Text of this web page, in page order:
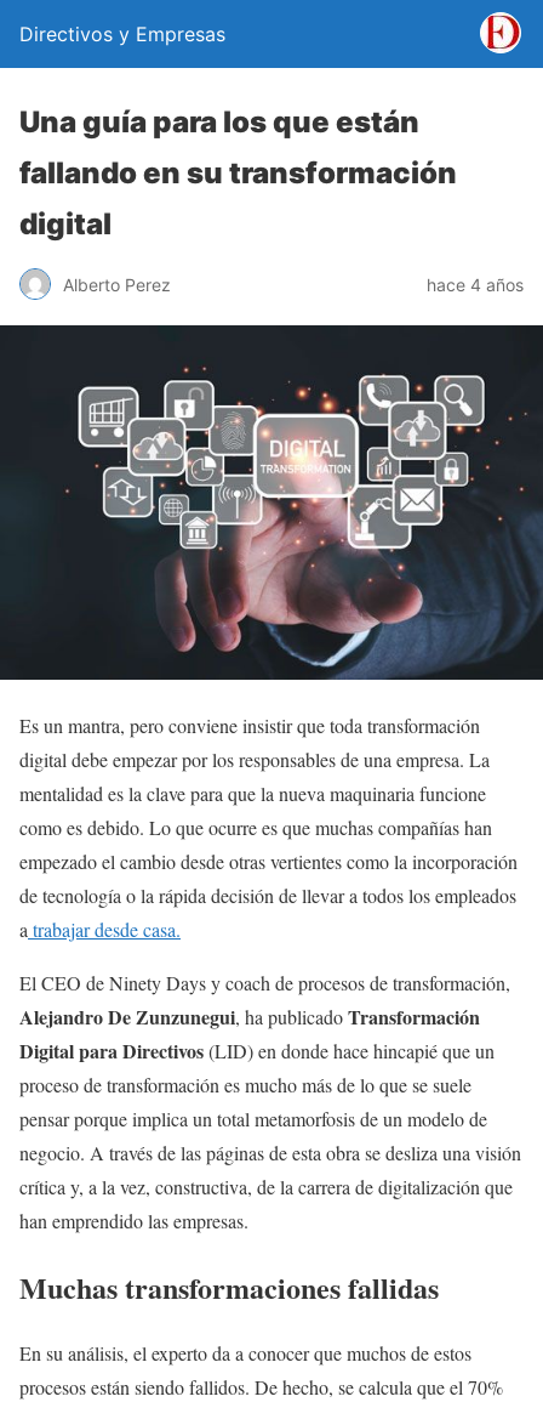
Directivos y Empresas
Una guía para los que están
fallando en su transformación
digital
Alberto Perez hace 4 años
Es un mantra, pero conviene insistir que toda transformación
digital debe empezar por los responsables de una empresa. La
mentalidad es la clave para que la nueva maquinaria funcione
como es debido. Lo que ocurre es que muchas compañías han
empezado el cambio desde otras vertientes como la incorporación
de tecnología o la rápida decisión de llevar a todos los empleados
a trabajar desde casa.
El CEO de Ninety Days y coach de procesos de transformación,
Alejandro De Zunzunegui, ha publicadoTransformación
Digital para Directivos(LID) en donde hace hincapié que un
proceso de transformación es mucho más de lo que se suele
pensar porque implica un total metamorfosis de un modelo de
negocio. A través de las páginas de esta obra se desliza una visión
crítica y, a la vez, constructiva, de la carrera de digitalización que
han emprendido las empresas.
Muchas transformaciones fallidas
En su análisis, el experto da a conocer que muchos de estos
procesos están siendo fallidos. De hecho, se calcula que el 70%